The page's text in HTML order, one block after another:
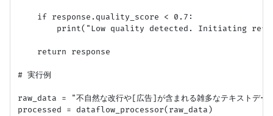
    if response.quality_score < 0.7:
print("Low quality detected. Initiating
    return response
# 実行例
raw_data = "不自然な改行や[広告]が含まれる雑多なテキストデ
processed = dataflow_processor(raw_data)